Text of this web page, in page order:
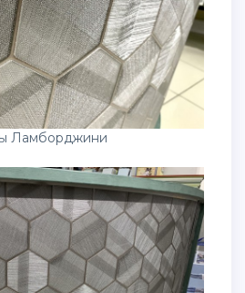
Ламборджини